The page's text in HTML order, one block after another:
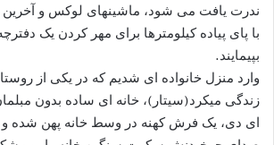
ندرت یافت می شود، ماشینهای لوکس و آخرین
با پای پیاده کیلومترها برای مهر کردن یک
بپیمایند.
وارد منزل خانواده ای شدیم که در یکی از
زندگی میکرد(سیتار)، خانه ای ساده بدون
ای دی، یک فرش کهنه در وسط خانه پهن شده و